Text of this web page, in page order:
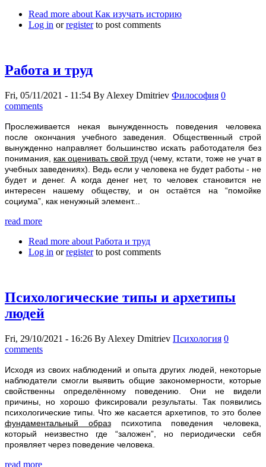
Read more about Как изучать историю
Log in orregisterto post comments
Работа и труд
Fri, 05/11/2021 - 11:54 By Alexey Dmitriev Философия 0
comments
Прослеживается некая вынужденность поведения человека
после окончания учебного заведения. Общественный строй
вынужденно направляет большинство искать работодателя без
понимания, как оценивать свой труд (чему, кстати, тоже не учат в
учебных заведениях). Ведь если у человека не будет работы - не
будет и денег. А когда денег нет, то человек становится не
интересен нашему обществу, и он остаётся на “помойке
социума”, как ненужный элемент...
read more
Read more about Работа и труд
Log in orregisterto post comments
Психологические типы и архетипы
людей
Fri, 29/10/2021 - 16:26 By Alexey Dmitriev Психология 0
comments
Исходя из своих наблюдений и опыта других людей, некоторые
наблюдатели смогли выявить общие закономерности, которые
свойственны определённому поведению. Они не видели
причины, но хорошо фиксировали результаты. Так появились
психологические типы. Что же касается архетипов, то это более
фундаментальный образпсихотипа поведения человека,
который неизвестно где “заложен”, но периодически себя
проявляет через поведение человека.
read more